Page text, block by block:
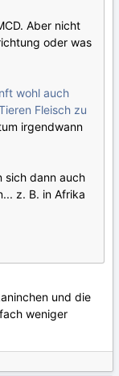
Aber nicht
oder was
wohl auch
Fleisch zu
irgendwann
sich dann auch
z. B. in Afrika
und die
weniger